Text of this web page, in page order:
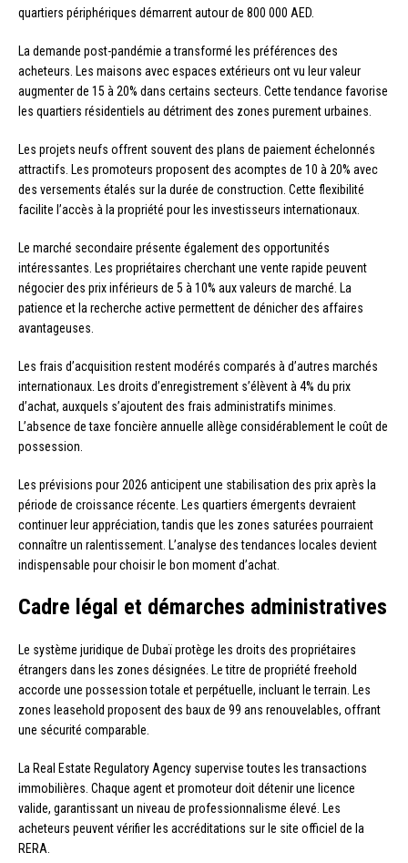
quartiers périphériques démarrent autour de 800 000 AED.
La demande post-pandémie a transformé les préférences des
acheteurs. Les maisons avec espaces extérieurs ont vu leur valeur
augmenter de 15 à 20% dans certains secteurs. Cette tendance favorise
les quartiers résidentiels au détriment des zones purement urbaines.
Les projets neufs offrent souvent des plans de paiement échelonnés
attractifs. Les promoteurs proposent des acomptes de 10 à 20% avec
des versements étalés sur la durée de construction. Cette flexibilité
facilite l’accès à la propriété pour les investisseurs internationaux.
Le marché secondaire présente également des opportunités
intéressantes. Les propriétaires cherchant une vente rapide peuvent
négocier des prix inférieurs de 5 à 10% aux valeurs de marché. La
patience et la recherche active permettent de dénicher des affaires
avantageuses.
Les frais d’acquisition restent modérés comparés à d’autres marchés
internationaux. Les droits d’enregistrement s’élèvent à 4% du prix
d’achat, auxquels s’ajoutent des frais administratifs minimes.
L’absence de taxe foncière annuelle allège considérablement le coût de
possession.
Les prévisions pour 2026 anticipent une stabilisation des prix après la
période de croissance récente. Les quartiers émergents devraient
continuer leur appréciation, tandis que les zones saturées pourraient
connaître un ralentissement. L’analyse des tendances locales devient
indispensable pour choisir le bon moment d’achat.
Cadre légal et démarches administratives
Le système juridique de Dubaï protège les droits des propriétaires
étrangers dans les zones désignées. Le titre de propriété freehold
accorde une possession totale et perpétuelle, incluant le terrain. Les
zones leasehold proposent des baux de 99 ans renouvelables, offrant
une sécurité comparable.
La Real Estate Regulatory Agency supervise toutes les transactions
immobilières. Chaque agent et promoteur doit détenir une licence
valide, garantissant un niveau de professionnalisme élevé. Les
acheteurs peuvent vérifier les accréditations sur le site officiel de la
RERA.